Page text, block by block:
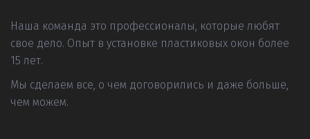
Наша команда это профессионалы, которые любят
свое дело. Опыт в установке пластиковых окон более
15 лет.
Мы сделаем все, о чем договорились и даже больше,
чем можем.